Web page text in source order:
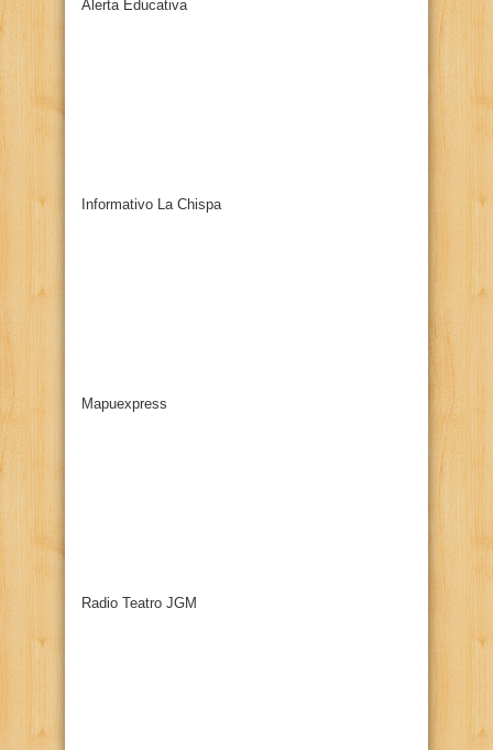
Alerta Educativa
Informativo La Chispa
Mapuexpress
Radio Teatro JGM